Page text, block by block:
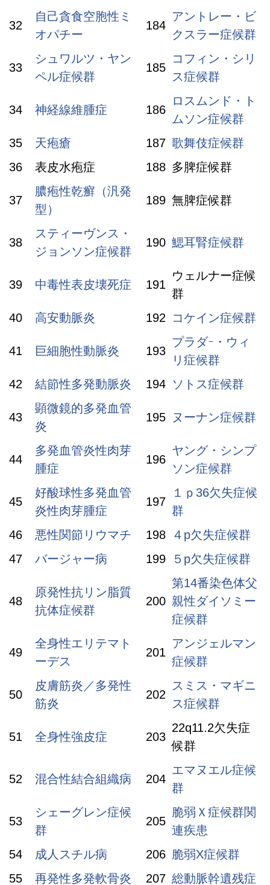
32
自己貪食空胞性ミ
オパチー
184
アントレー・ビ
クスラー症候群
33
シュワルツ・ヤン
ペル症候群
185
コフィン・シリ
ス症候群
34 神経線維腫症 186
ロスムンド・ト
ムソン症候群
35
天疱瘡 187 歌舞伎症候群
36
表皮水疱症 188 多脾症候群
37
膿疱性乾癬（汎発
型）
189 無脾症候群
38
スティーヴンス・
ジョンソン症候群
190 鰓耳腎症候群
39 中毒性表皮壊死症 191
ウェルナー症候
群
40
高安動脈炎 192 コケイン症候群
41 巨細胞性動脈炎 193
プラダｰ・ウィ
リ症候群
42
結節性多発動脈炎 194 ソトス症候群
43
顕微鏡的多発血管
炎
195 ヌーナン症候群
44
多発血管炎性肉芽
腫症
196
ヤング・シンプ
ソン症候群
45
好酸球性多発血管
炎性肉芽腫症
197
１ｐ36欠失症候
群
46
悪性関節リウマチ 198
４p欠失症候群
47
バージャー病 199 ５p欠失症候群
48
原発性抗リン脂質
抗体症候群
200
第14番染色体父
親性ダイソミー
症候群
49
全身性エリテマト
ーデス
201
アンジェルマン
症候群
50
皮膚筋炎／多発性
筋炎
202
スミス・マギニ
ス症候群
51 全身性強皮症 203
22q11.2欠失症
候群
52 混合性結合組織病 204
エマヌエル症候
群
53
シェーグレン症候
群
205
脆弱Ｘ症候群関
連疾患
54
成人スチル病 206 脆弱X症候群
55
再発性多発軟骨炎 207 総動脈幹遺残症